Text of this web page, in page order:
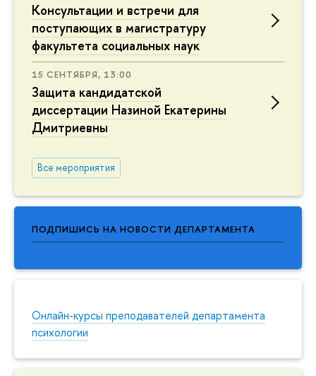
Консультации и встречи для
поступающих в магистратуру
факультета социальных наук
15 СЕНТЯБРЯ, 13:00
Защита кандидатской
диссертации Назиной Екатерины
Дмитриевны
Все мероприятия
ПОДПИШИСЬ НА НОВОСТИ ДЕПАРТАМЕНТА
Онлайн-курсы преподавателей департамента
психологии